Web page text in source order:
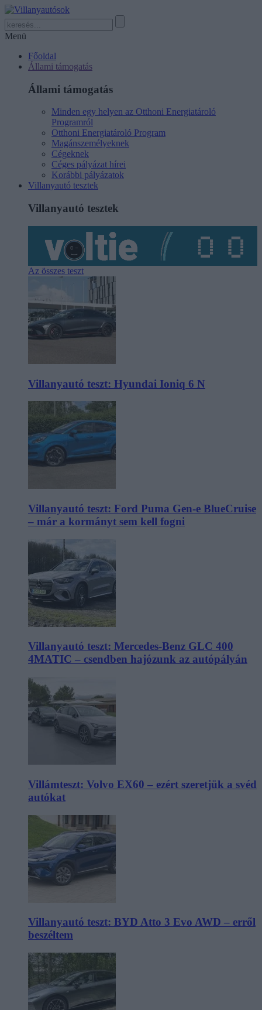
Menü
Főoldal
Állami támogatás
Állami támogatás
Minden egy helyen az Otthoni Energiatároló
Programról
Otthoni Energiatároló Program
Magánszemélyeknek
Cégeknek
Céges pályázat hírei
Korábbi pályázatok
Villanyautó tesztek
Villanyautó tesztek
Az összes teszt
Villanyautó teszt: Hyundai Ioniq 6 N
Villanyautó teszt: Ford Puma Gen-e BlueCruise
– már a kormányt sem kell fogni
Villanyautó teszt: Mercedes-Benz GLC 400
4MATIC – csendben hajózunk az autópályán
Villámteszt: Volvo EX60 – ezért szeretjük a svéd
autókat
Villanyautó teszt: BYD Atto 3 Evo AWD – erről
beszéltem